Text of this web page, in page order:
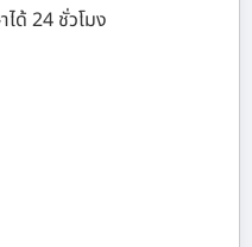
ด้ 24 ชั่วโมง